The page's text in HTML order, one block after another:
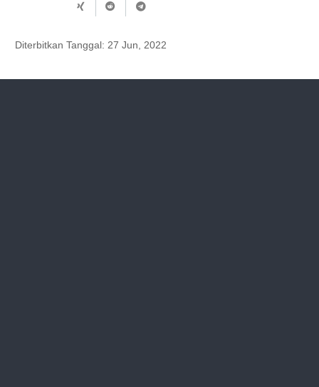
Diterbitkan Tanggal: 27 Jun, 2022